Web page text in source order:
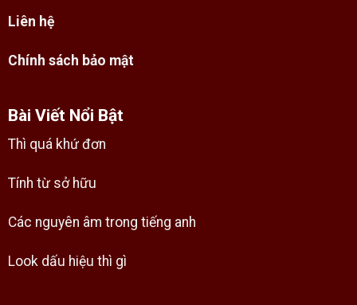
Liên hệ
Chính sách bảo mật
Bài Viết Nổi Bật
Thì quá khứ đơn
Tính từ sở hữu
Các nguyên âm trong tiếng anh
Look dấu hiệu thì gì